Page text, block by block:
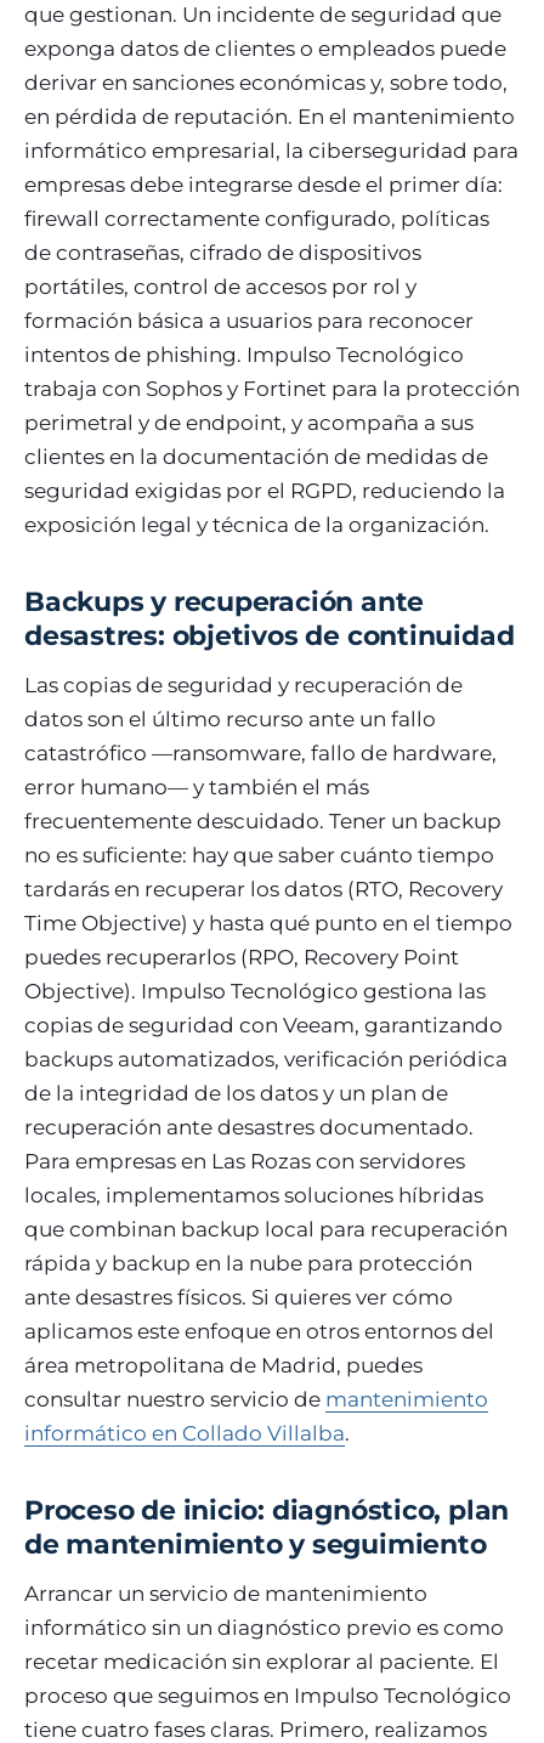
que gestionan. Un incidente de seguridad que
exponga datos de clientes o empleados puede
derivar en sanciones económicas y, sobre todo,
en pérdida de reputación. En el mantenimiento
informático empresarial, la ciberseguridad para
empresas debe integrarse desde el primer día:
firewall correctamente configurado, políticas
de contraseñas, cifrado de dispositivos
portátiles, control de accesos por rol y
formación básica a usuarios para reconocer
intentos de phishing. Impulso Tecnológico
trabaja con Sophos y Fortinet para la protección
perimetral y de endpoint, y acompaña a sus
clientes en la documentación de medidas de
seguridad exigidas por el RGPD, reduciendo la
exposición legal y técnica de la organización.
Backups y recuperación ante
desastres: objetivos de continuidad
Las copias de seguridad y recuperación de
datos son el último recurso ante un fallo
catastrófico —ransomware, fallo de hardware,
error humano— y también el más
frecuentemente descuidado. Tener un backup
no es suficiente: hay que saber cuánto tiempo
tardarás en recuperar los datos (RTO, Recovery
Time Objective) y hasta qué punto en el tiempo
puedes recuperarlos (RPO, Recovery Point
Objective). Impulso Tecnológico gestiona las
copias de seguridad con Veeam, garantizando
backups automatizados, verificación periódica
de la integridad de los datos y un plan de
recuperación ante desastres documentado.
Para empresas en Las Rozas con servidores
locales, implementamos soluciones híbridas
que combinan backup local para recuperación
rápida y backup en la nube para protección
ante desastres físicos. Si quieres ver cómo
aplicamos este enfoque en otros entornos del
área metropolitana de Madrid, puedes
consultar nuestro servicio de mantenimiento
informático en Collado Villalba.
Proceso de inicio: diagnóstico, plan
de mantenimiento y seguimiento
Arrancar un servicio de mantenimiento
informático sin un diagnóstico previo es como
recetar medicación sin explorar al paciente. El
proceso que seguimos en Impulso Tecnológico
tiene cuatro fases claras. Primero, realizamos